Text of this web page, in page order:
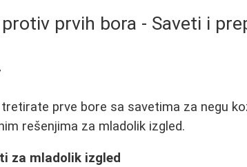
prvih bora - Saveti i
prve bore sa savetima za negu
rešenjima za mladolik izgled.
za mladolik izgled